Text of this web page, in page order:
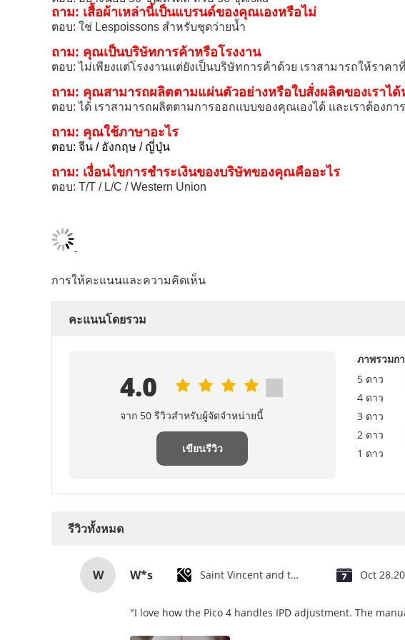
ถาม: เสื้อผ้าเหล่านี้เป็นแบรนด์ของคุณเองหรือไม่
ตอบ: ใช่ Lespoissons สำหรับชุดว่ายน้ำ
ถาม: คุณเป็นบริษัทการค้าหรือโรงงาน
ตอบ: ไม่เพียงแต่โรงงานแต่ยังเป็นบริษัทการค้าด้วย เราสามารถให้ราคา
ถาม: คุณสามารถผลิตตามแผ่นตัวอย่างหรือใบสั่งผลิตของเราได้
ตอบ: ได้ เราสามารถผลิตตามการออกแบบของคุณเองได้ และเราต้องการ
ถาม: คุณใช้ภาษาอะไร
ตอบ: จีน / อังกฤษ / ญี่ปุ่น
ถาม: เงื่อนไขการชำระเงินของบริษัทของคุณคืออะไร
ตอบ: T/T / L/C / Western Union
การให้คะแนนและความคิดเห็น
คะแนนโดยรวม
4.0
จาก 50 รีวิวสําหรับผู้จัดจําหน่ายนี้
เขียนรีวิว
ภาพรวมก
5 ดาว
4 ดาว
3 ดาว
2 ดาว
1 ดาว
รีวิวทั้งหมด
W W*s Saint Vincent and the Grenadines Oct
"I love how the Pico 4 handles IPD adjustment. The